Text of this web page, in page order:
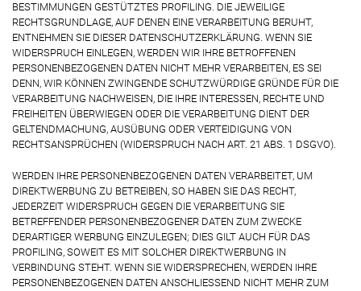
BESTIMMUNGEN GESTÜTZTES PROFILING. DIE JEWEILIGE
RECHTSGRUNDLAGE, AUF DENEN EINE VERARBEITUNG BERUHT,
ENTNEHMEN SIE DIESER DATENSCHUTZERKLÄRUNG. WENN SIE
WIDERSPRUCH EINLEGEN, WERDEN WIR IHRE BETROFFENEN
PERSONENBEZOGENEN DATEN NICHT MEHR VERARBEITEN, ES SEI
DENN, WIR KÖNNEN ZWINGENDE SCHUTZWÜRDIGE GRÜNDE FÜR DIE
VERARBEITUNG NACHWEISEN, DIE IHRE INTERESSEN, RECHTE UND
FREIHEITEN ÜBERWIEGEN ODER DIE VERARBEITUNG DIENT DER
GELTENDMACHUNG, AUSÜBUNG ODER VERTEIDIGUNG VON
RECHTSANSPRÜCHEN (WIDERSPRUCH NACH ART. 21 ABS. 1 DSGVO).
WERDEN IHRE PERSONENBEZOGENEN DATEN VERARBEITET, UM
DIREKTWERBUNG ZU BETREIBEN, SO HABEN SIE DAS RECHT,
JEDERZEIT WIDERSPRUCH GEGEN DIE VERARBEITUNG SIE
BETREFFENDER PERSONENBEZOGENER DATEN ZUM ZWECKE
DERARTIGER WERBUNG EINZULEGEN; DIES GILT AUCH FÜR DAS
PROFILING, SOWEIT ES MIT SOLCHER DIREKTWERBUNG IN
VERBINDUNG STEHT. WENN SIE WIDERSPRECHEN, WERDEN IHRE
PERSONENBEZOGENEN DATEN ANSCHLIESSEND NICHT MEHR ZUM